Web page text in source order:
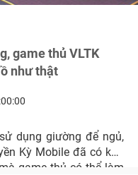
game thủ VLTK
như thật
dụng giường để ngủ,
Kỳ Mobile đã có khả
game thủ có thể làm